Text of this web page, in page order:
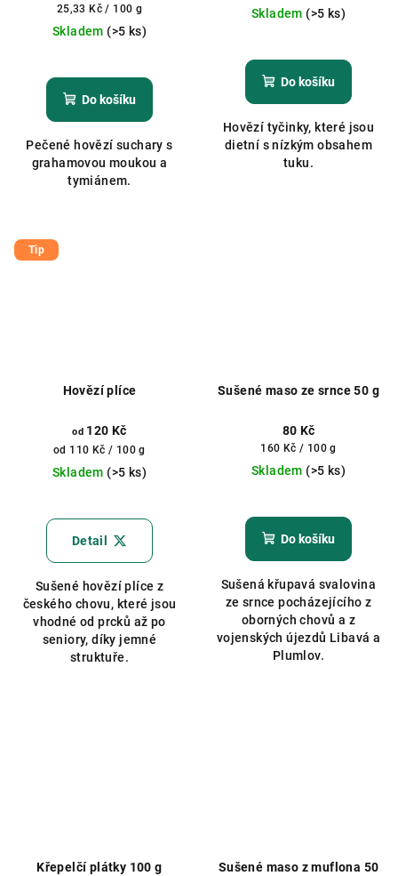
Měrná
cena:
25,33 Kč / 100 g
Skladem (>5 ks)
hodnocení
produktu
z
5
hvězdiček.
Do košíku
Pečené hovězí suchary s
grahamovou moukou a
tymiánem.
Skladem (>5 ks)
hodnocení
produktu
z
5
hvězdiček.
Do košíku
Hovězí tyčinky, které jsou
dietní s nízkým obsahem
tuku.
Tip
Hovězí plíce
od 120 Kč
Měrná
cena:
od 110 Kč / 100 g
Skladem (>5 ks)
hodnocení
produktu
z
5
hvězdiček.
Detail
Sušené hovězí plíce z
českého chovu, které jsou
vhodné od prcků až po
seniory, díky jemné
struktuře.
Sušené maso ze srnce 50 g
80 Kč
Měrná
cena:
160 Kč / 100 g
Skladem (>5 ks)
Do košíku
Sušená křupavá svalovina
ze srnce pocházejícího z
oborných chovů a z
vojenských újezdů Libavá a
Plumlov.
Křepelčí plátky 100 g
Sušené maso z muflona 50